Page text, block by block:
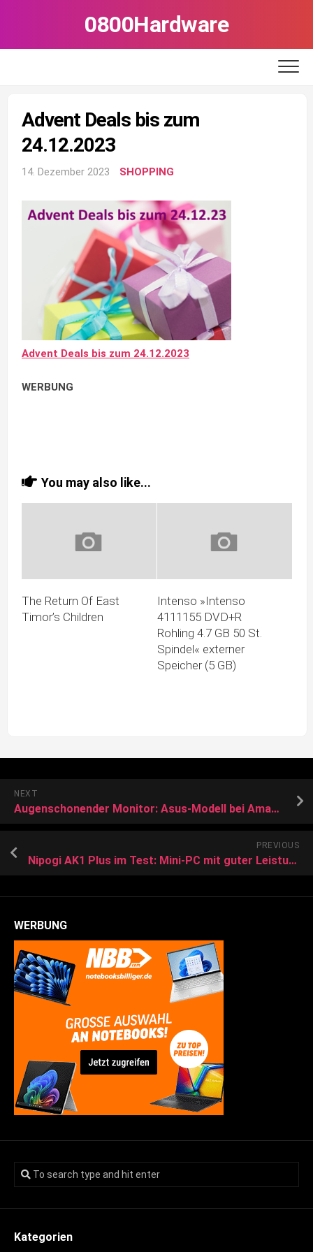
0800Hardware
Advent Deals bis zum
24.12.2023
14. Dezember 2023 SHOPPING
Advent Deals bis zum 24.12.2023
WERBUNG
You may also like...
The Return Of East
Timor’s Children
Intenso »Intenso
4111155 DVD+R
Rohling 4.7 GB 50 St.
Spindel« externer
Speicher (5 GB)
NEXT
Augenschonender Monitor: Asus-Modell bei Amazon
PREVIOUS
Nipogi AK1 Plus im Test: Mini-PC mit guter Leistung und Dock für SATA ab 209
WERBUNG
Kategorien